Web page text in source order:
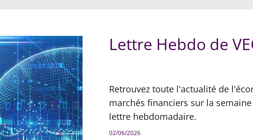
Lettre Hebdo de
Retrouvez toute l'actualité de
marchés financiers sur la
lettre hebdomadaire.
02/06/2026